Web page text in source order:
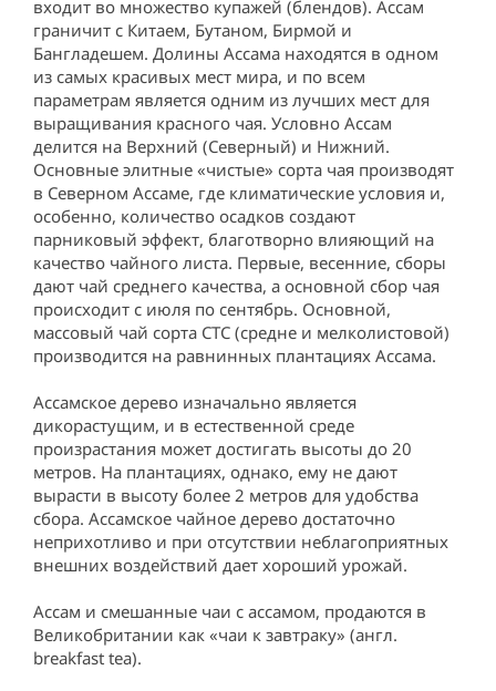
входит во множество купажей (блендов). Ассам
граничит с Китаем, Бутаном, Бирмой и
Бангладешем. Долины Ассама находятся в одном
из самых красивых мест мира, и по всем
параметрам является одним из лучших мест для
выращивания красного чая. Условно Ассам
делится на Верхний (Северный) и Нижний.
Основные элитные «чистые» сорта чая производят
в Северном Ассаме, где климатические условия и,
особенно, количество осадков создают
парниковый эффект, благотворно влияющий на
качество чайного листа. Первые, весенние, сборы
дают чай среднего качества, а основной сбор чая
происходит с июля по сентябрь. Основной,
массовый чай сорта СТС (средне и мелколистовой)
производится на равнинных плантациях Ассама.
Ассамское дерево изначально является
дикорастущим, и в естественной среде
произрастания может достигать высоты до 20
метров. На плантациях, однако, ему не дают
вырасти в высоту более 2 метров для удобства
сбора. Ассамское чайное дерево достаточно
неприхотливо и при отсутствии неблагоприятных
внешних воздействий дает хороший урожай.
Ассам и смешанные чаи с ассамом, продаются в
Великобритании как «чаи к завтраку» (англ.
breakfast tea).